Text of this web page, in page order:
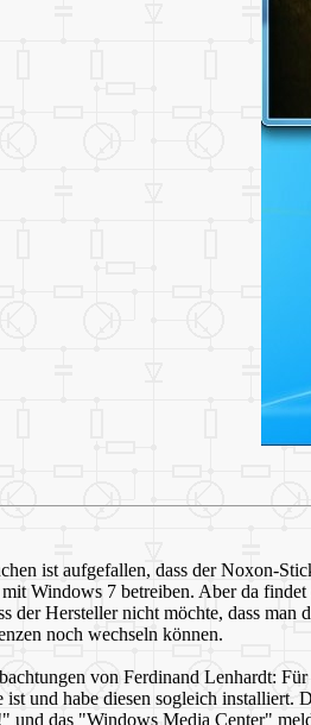
ist aufgefallen, dass der Noxon-
Windows 7 betreiben. Aber da
der Hersteller nicht möchte, dass
noch wechseln können.
von Ferdinand Lenhardt:
ist und habe diesen sogleich
und das "Windows Media Center"